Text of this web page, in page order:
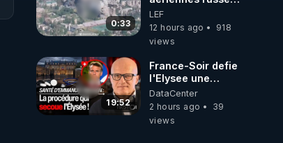
0:33
anéantissent les
centres de
contrôle de
brigades
ukrainienne
LEF
12 hours ago
918
views
19:52
France-Soir defie
l'Elysee une
procedure inedite
sur la sante du
president - Nexus
DataCenter
2 hours ago
39
views